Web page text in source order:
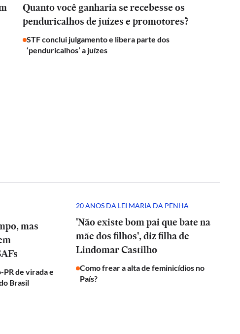
Quanto você ganharia se recebesse os
penduricalhos de juízes e promotores?
STF conclui julgamento e libera parte dos
‘penduricalhos’ a juízes
mas
de virada e
Brasil
20 ANOS DA LEI MARIA DA PENHA
'Não existe bom pai que bate na
mãe dos filhos', diz filha de
Lindomar Castilho
Como frear a alta de feminicídios no
País?